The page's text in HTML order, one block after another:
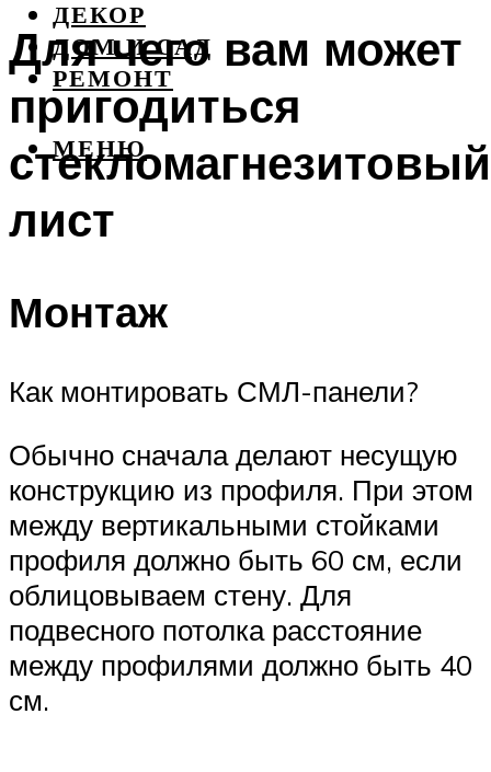
ДЕКОР
ДОМ И САД
РЕМОНТ
МЕНЮ
Для чего вам может
пригодиться
стекломагнезитовый
лист
Монтаж
Как монтировать СМЛ-панели?
Обычно сначала делают несущую
конструкцию из профиля. При этом
между вертикальными стойками
профиля должно быть 60 см, если
облицовываем стену. Для
подвесного потолка расстояние
между профилями должно быть 40
см.